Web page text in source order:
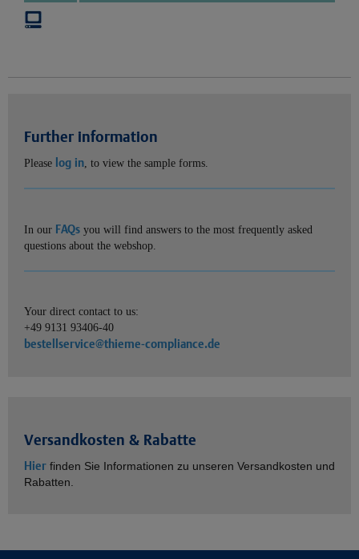
Further information
Please log in, to view the sample forms.
In our FAQs you will find answers to the most frequently asked
questions about the webshop.
Your direct contact to us:
+49 9131 93406-40
bestellservice@thieme-compliance.de
Versandkosten & Rabatte
Hier finden Sie Informationen zu unseren Versandkosten und
Rabatten.